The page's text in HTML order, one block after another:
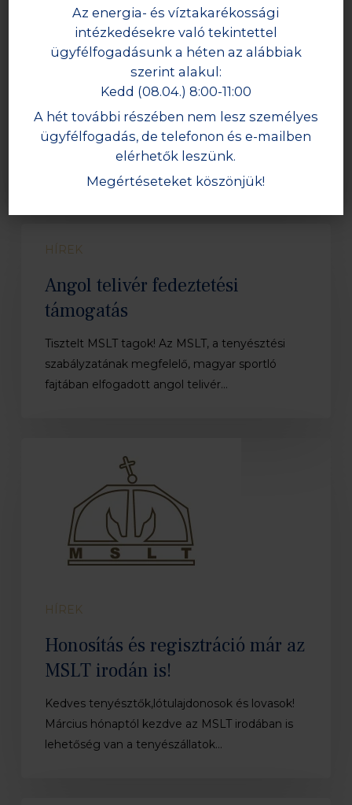
HÍREK
MSLT Ménszemléről és
Ménversenyről
Szebényi Dániel, MSLT elnökségi taggal készült
riport Búza Krisztián, a Ménverseny győztese
telivér
támogatás
HÍREK
Angol telivér fedeztetési
támogatás
Tisztelt MSLT tagok! Az MSLT, a tenyésztési
szabályzatának megfelelő, magyar sportló
fajtában elfogadott angol telivér…
HÍREK
Honosítás és regisztráció már az
MSLT irodán is!
Kedves tenyésztők,lótulajdonosok és lovasok!
Március hónaptól kezdve az MSLT irodában is
lehetőség van a tenyészállatok…
Az energia- és víztakarékossági
intézkedésekre való tekintettel
ügyfélfogadásunk a héten az alábbiak
szerint alakul:
Kedd (08.04.) 8:00-11:00
A hét további részében nem lesz személyes
ügyfélfogadás, de telefonon és e-mailben
elérhetők leszünk.
Megértéseteket köszönjük!